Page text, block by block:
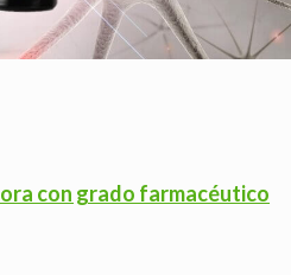
con grado farmacéutico